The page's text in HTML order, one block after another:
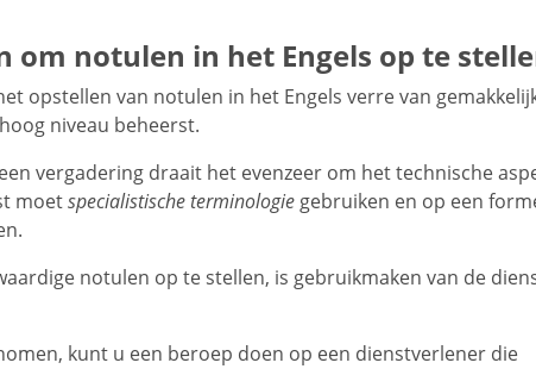
om notulen in het Engels op te
opstellen van notulen in het Engels verre van
niveau beheerst.
vergadering draait het evenzeer om het technische
moetspecialistische terminologie gebruiken en op een
notulen op te stellen, is gebruikmaken van de
kunt u een beroep doen op een dienstverlener die